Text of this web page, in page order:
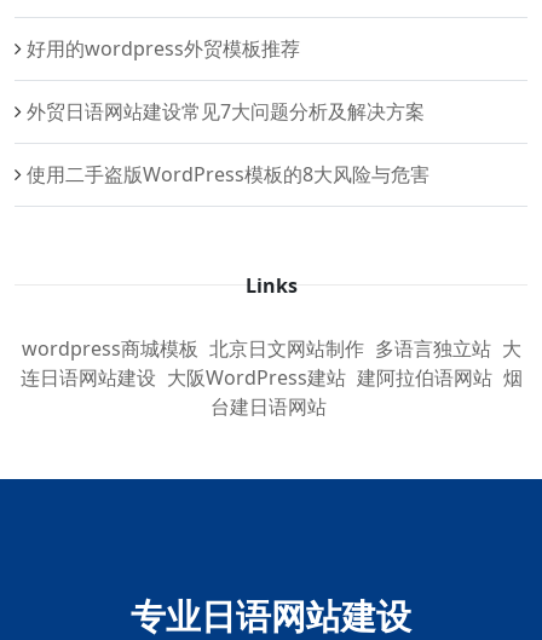
好用的wordpress外贸模板推荐
外贸日语网站建设常见7大问题分析及解决方案
使用二手盗版WordPress模板的8大风险与危害
Links
wordpress商城模板 北京日文网站制作 多语言独立站 大
连日语网站建设 大阪WordPress建站 建阿拉伯语网站 烟
台建日语网站
专业日语网站建设